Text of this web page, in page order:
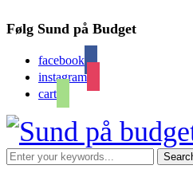
Følg Sund på Budget
facebook
instagram
cart